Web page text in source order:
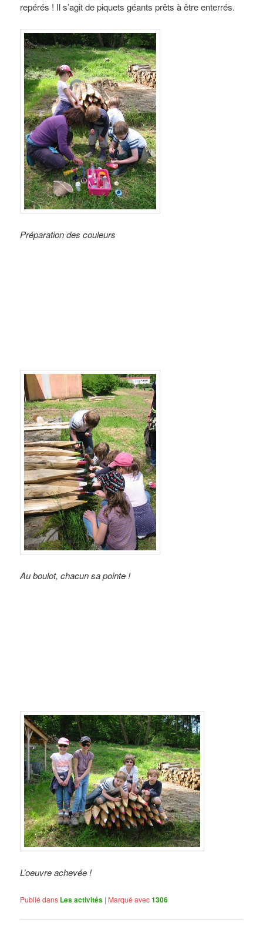
repérés ! Il s’agit de piquets géants prêts à être enterrés.
Préparation des couleurs
Au boulot, chacun sa pointe !
L’oeuvre achevée !
Publié dans Les activités | Marqué avec1306